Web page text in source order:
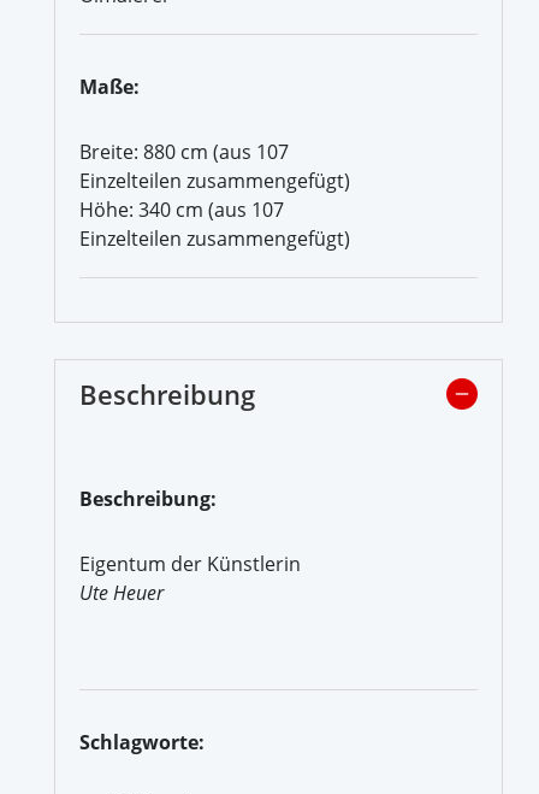
Maße:
Breite: 880 cm (aus 107
Einzelteilen zusammengefügt)
Höhe: 340 cm (aus 107
Einzelteilen zusammengefügt)
Beschreibung
Beschreibung:
Eigentum der Künstlerin
Ute Heuer
Schlagworte: